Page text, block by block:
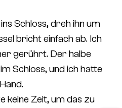
Schloss, dreh ihn um
bricht einfach ab. Ich
gerührt. Der halbe
Schloss, und ich hatte
keine Zeit, um das zu